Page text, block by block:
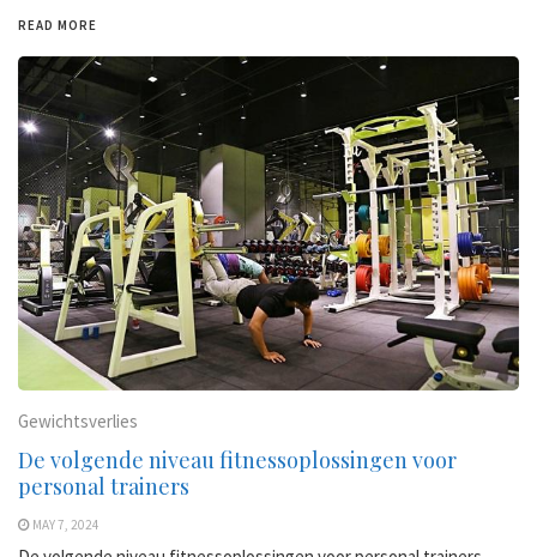
READ MORE
Gewichtsverlies
De volgende niveau fitnessoplossingen voor
personal trainers
MAY 7, 2024